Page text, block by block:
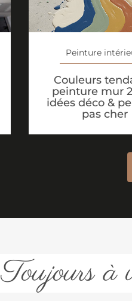
Peinture
Couleurs
peinture mur
idées déco &
pas cher
Toujours à